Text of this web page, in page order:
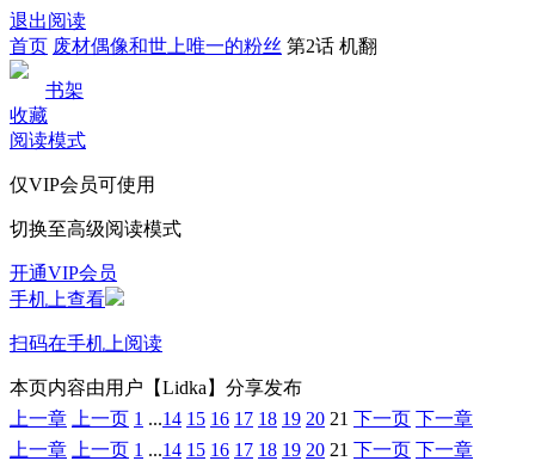
退出阅读
首页 废材偶像和世上唯一的粉丝 第2话 机翻
书架
收藏
阅读模式
仅VIP会员可使用
切换至高级阅读模式
开通VIP会员
手机上查看
扫码在手机上阅读
本页内容由用户【Lidka】分享发布
上一章
上一页 1 ...14 15 16 17 18 19 20 21 下一页 下一章
上一章
上一页 1 ...14 15 16 17 18 19 20 21 下一页 下一章